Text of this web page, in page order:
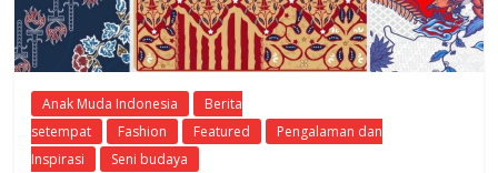
Anak Muda Indonesia
Berita
setempat
Fashion Featured
Pengalaman dan
Inspirasi
Seni budaya